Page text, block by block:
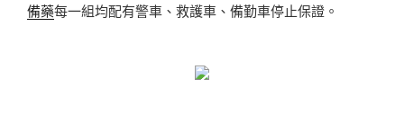
備藥每一組均配有警車、救護車、備勤車停止保證。